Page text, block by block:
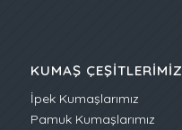
KUMAŞ ÇEŞITLERIMIZ
İpek Kumaşlarımız
Pamuk Kumaşlarımız